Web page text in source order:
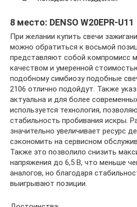
8 место: DENSO W20EPR-U11
При желании купить свечи
можно обратиться к восьмой
представляют собой компромисс
качеством и умеренной
подобному симбиозу подобные
2106 отлично подойдут. Также
актуальна и для более
используется технология,
стабильность пробивания искры.
значительно увеличивает ресурс
сэкономить на сервисном
Также это позволило снизить
напряжения до 6,5 В, что меньше
аналогов, но благодаря
выигрывают позиции.